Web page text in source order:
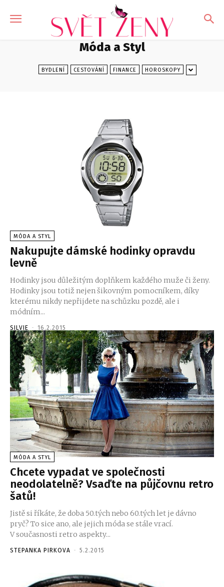
Móda a Styl
BYDLENÍ CESTOVÁNÍ FINANCE HOROSKOPY
MÓDA A STYL
Nakupujte dámské hodinky opravdu
levně
Hodinky jsou důležitým doplňkem každého muže či ženy.
Hodinky jsou totiž nejen šikovným pomocníkem, díky
kterému nikdy nepřijdete na schůzku pozdě, ale i
módním...
SILVIE - 16.2.2015
MÓDA A STYL
Chcete vypadat ve společnosti
neodolatelně? Vsaďte na půjčovnu retro
šatů!
Jistě si říkáte, že doba 50.tých nebo 60.tých let je dávno
pryč? To sice ano, ale jejich móda se stále vrací.
V současnosti retro aspekty...
STEPANKA PIRKOVA - 5.2.2015